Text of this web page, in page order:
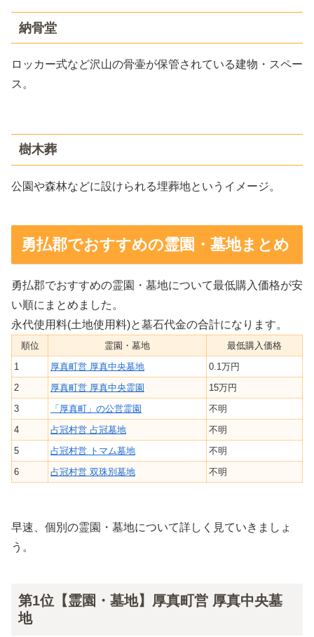
納骨堂
ロッカー式など沢山の骨壷が保管されている建物・スペー
ス。
樹木葬
公園や森林などに設けられる埋葬地というイメージ。
勇払郡でおすすめの霊園・墓地まとめ
勇払郡でおすすめの霊園・墓地について最低購入価格が安
い順にまとめました。
永代使用料(土地使用料)と墓石代金の合計になります。
順位 霊園・墓地
最低購入価格
1
厚真町営 厚真中央墓地
0.1万円
2
厚真町営 厚真中央霊園
15万円
3
「厚真町」の公営霊園
不明
4
占冠村営 占冠墓地
不明
5
占冠村営 トマム墓地
不明
6
占冠村営 双珠別墓地 不明
早速、個別の霊園・墓地について詳しく見ていきましょ
う。
第1位【霊園・墓地】厚真町営 厚真中央墓
地